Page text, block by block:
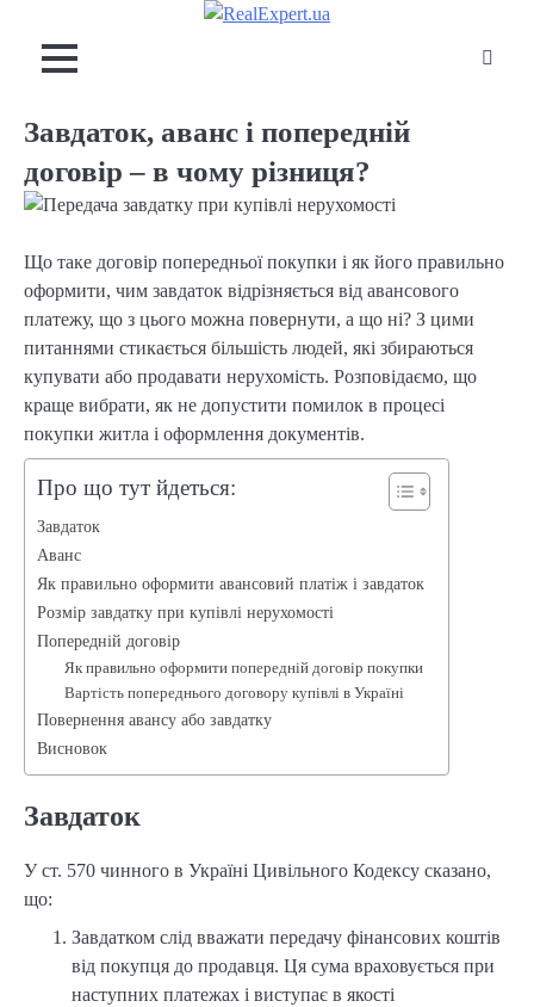
content
Завдаток, аванс і попередній
договір – в чому різниця?
Що таке договір попередньої покупки і як його правильно
оформити, чим завдаток відрізняється від авансового
платежу, що з цього можна повернути, а що ні? З цими
питаннями стикається більшість людей, які збираються
купувати або продавати нерухомість. Розповідаємо, що
краще вибрати, як не допустити помилок в процесі
покупки житла і оформлення документів.
Про що тут йдеться:
Завдаток
Аванс
Як правильно оформити авансовий платіж і завдаток
Розмір завдатку при купівлі нерухомості
Попередній договір
Як правильно оформити попередній договір покупки
Вартість попереднього договору купівлі в Україні
Повернення авансу або завдатку
Висновок
Завдаток
У ст. 570 чинного в Україні Цивільного Кодексу сказано,
що:
Завдатком слід вважати передачу фінансових коштів
від покупця до продавця. Ця сума враховується при
наступних платежах і виступає в якості